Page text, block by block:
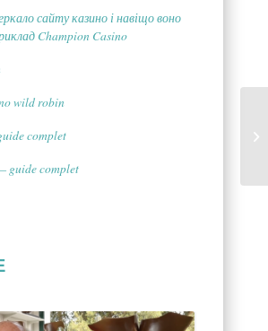
сайту казино і навіщо воно
Champion Casino
wild robin
complet
guide complet